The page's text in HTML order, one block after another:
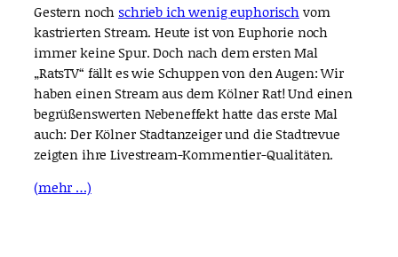
Gestern noch schrieb ich wenig euphorischvom
kastrierten Stream. Heute ist von Euphorie noch
immer keine Spur. Doch nach dem ersten Mal
„RatsTV“ fällt es wie Schuppen von den Augen: Wir
haben einen Stream aus dem Kölner Rat! Und einen
begrüßenswerten Nebeneffekt hatte das erste Mal
auch: Der Kölner Stadtanzeiger und die Stadtrevue
zeigten ihre Livestream-Kommentier-Qualitäten.
(mehr …)